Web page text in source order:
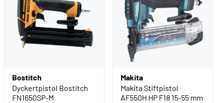
Bostitch
Dyckertpistol Bostitch
FN1650SP-M
Makita
Makita Stiftpistol
AF550H HP F18 15-55 mm